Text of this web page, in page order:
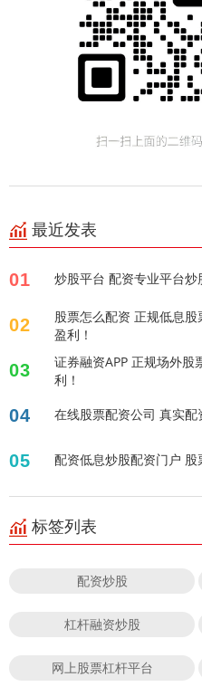
最近发表
01 炒股平台 配资专业平台炒
02
股票怎么配资 正规低息
盈利！
03
证券融资APP 正规场外
利！
04 在线股票配资公司 真实配
05 配资低息炒股配资门户
标签列表
配资炒股
杠杆融资炒股
网上股票杠杆平台